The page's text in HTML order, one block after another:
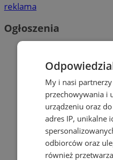
reklama
Ogłoszenia
My i nasi
przechowywania i
urządzeniu oraz
adres IP, unikalne
odbiorców oraz
również